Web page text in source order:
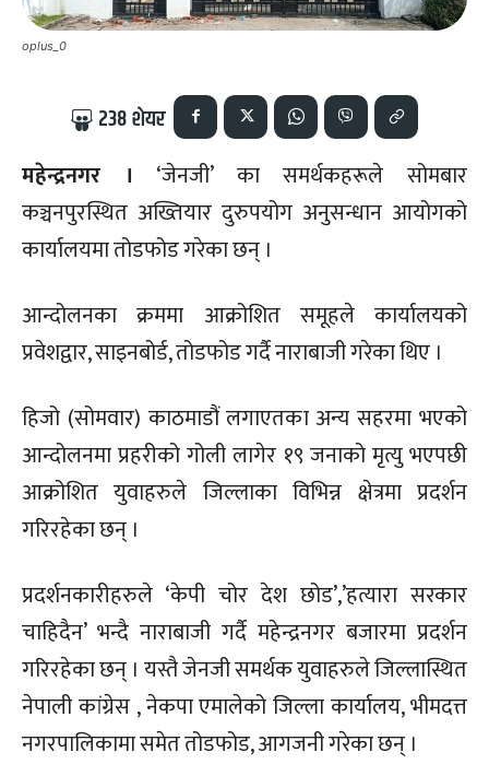
oplus_0
238शेयर
महेन्द्रनगर । ‘जेनजी’ का समर्थकहरूले सोमबार
कञ्चनपुरस्थित अख्तियार दुरुपयोग अनुसन्धान आयोगको
कार्यालयमा तोडफोड गरेका छन् ।
आन्दोलनका क्रममा आक्रोशित समूहले कार्यालयको
प्रवेशद्वार, साइनबोर्ड, तोडफोड गर्दै नाराबाजी गरेका थिए ।
हिजो (सोमवार) काठमाडौं लगाएतका अन्य सहरमा भएको
आन्दोलनमा प्रहरीको गोली लागेर १९ जनाको मृत्यु भएपछी
आक्रोशित युवाहरुले जिल्लाका विभिन्न क्षेत्रमा प्रदर्शन
गरिरहेका छन् ।
प्रदर्शनकारीहरुले ‘केपी चोर देश छोड’,’हत्यारा सरकार
चाहिदैन’ भन्दै नाराबाजी गर्दै महेन्द्रनगर बजारमा प्रदर्शन
गरिरहेका छन् । यस्तै जेनजी समर्थक युवाहरुले जिल्लास्थित
नेपाली कांग्रेस , नेकपा एमालेको जिल्ला कार्यालय, भीमदत्त
नगरपालिकामा समेत तोडफोड, आगजनी गरेका छन् ।